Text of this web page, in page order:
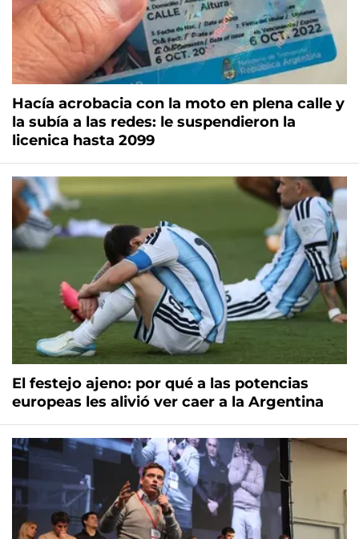
Hacía acrobacia con la moto en plena calle y
la subía a las redes: le suspendieron la
licenica hasta 2099
El festejo ajeno: por qué a las potencias
europeas les alivió ver caer a la Argentina